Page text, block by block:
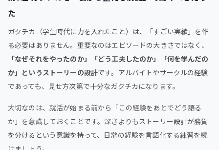
た
ガクチカ（学生時代に力を入れたこと）は、「すごい実績」を作
る必要はありません。重要なのはエピソードの大きさではなく、
「なぜそれをやったのか」「どう工夫したのか」「何を学んだの
か」というストーリーの設計です。アルバイトやサークルの経験
であっても、見せ方次第で十分なガクチカになります。
大切なのは、就活が始まる前から「この経験をあとでどう語る
か」を意識しておくことです。深さよりもストーリー設計が勝負
を分けるという意識を持って、日常の経験を言語化する練習を続